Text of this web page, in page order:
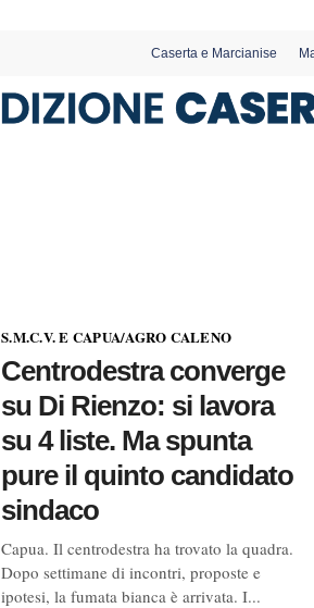
Caserta e Marcianise
S.M.C.V. E CAPUA/AGRO CALENO
Centrodestra converge
su Di Rienzo: si lavora
su 4 liste. Ma spunta
pure il quinto candidato
sindaco
Capua. Il centrodestra ha trovato la quadra.
Dopo settimane di incontri, proposte e
ipotesi, la fumata bianca è arrivata. I...